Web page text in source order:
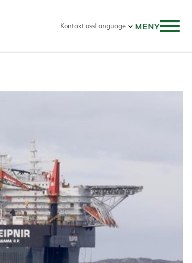
Kontakt ossLanguage MENY